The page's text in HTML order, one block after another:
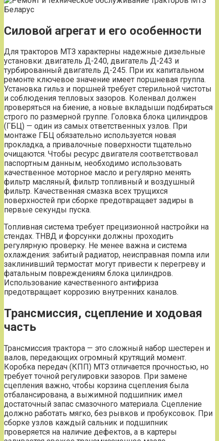
Силовой агрегат и его особенности
Для тракторов МТЗ характерны надежные дизельные
установки: двигатель Д-240, двигатель Д-243 и
турбированный двигатель Д-245. При их капитальном
ремонте ключевое значение имеет поршневая группа.
Установка гильз и поршней требует стерильной чистоты
и соблюдения тепловых зазоров. Коленвал должен
проверяться на биение, а новые вкладыши подбираться
строго по размерной группе. Головка блока цилиндров
(ГБЦ) — один из самых ответственных узлов. При
монтаже ГБЦ обязательно используется новая
прокладка, а привалочные поверхности тщательно
очищаются. Чтобы ресурс двигателя соответствовал
паспортным данным, необходимо использовать
качественное моторное масло и регулярно менять
фильтр масляный, фильтр топливный и воздушный
фильтр. Качественная смазка всех трущихся
поверхностей при сборке предотвращает задиры в
первые секунды пуска.
Топливная система требует прецизионной настройки на
стендах. ТНВД и форсунки должны проходить
регулярную проверку. Не менее важна и система
охлаждения: забитый радиатор, неисправная помпа или
заклинивший термостат могут привести к перегреву и
фатальным повреждениям блока цилиндров.
Использование качественного антифриза
предотвращает коррозию внутренних каналов.
Трансмиссия, сцепление и ходовая
часть
Трансмиссия трактора — это сложный набор шестерен и
валов, передающих огромный крутящий момент.
Коробка передач (КПП) МТЗ отличается прочностью, но
требует точной регулировки зазоров. При замене
сцепления важно, чтобы корзина сцепления была
отбалансирована, а выжимной подшипник имел
достаточный запас смазочного материала. Сцепление
должно работать мягко, без рывков и пробуксовок. При
сборке узлов каждый сальник и подшипник
проверяется на наличие дефектов, а в картеры